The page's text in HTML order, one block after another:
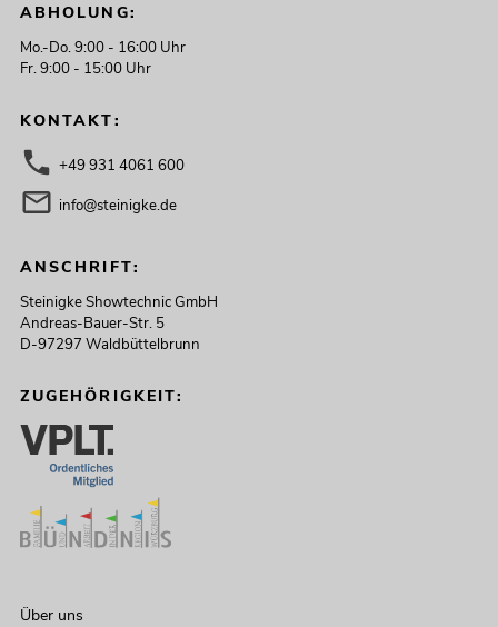
ABHOLUNG:
Mo.-Do. 9:00 - 16:00 Uhr
Fr. 9:00 - 15:00 Uhr
KONTAKT:
+49 931 4061 600
info@steinigke.de
ANSCHRIFT:
Steinigke Showtechnic GmbH
Andreas-Bauer-Str. 5
D-97297 Waldbüttelbrunn
ZUGEHÖRIGKEIT:
Über uns